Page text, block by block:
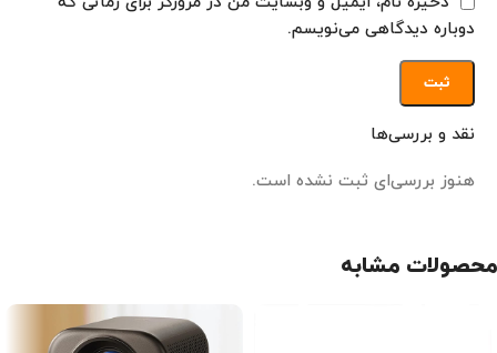
نقد و بررسی‌ها
هنوز بررسی‌ای ثبت نشده است.
دوباره دیدگاهی می‌نویسم.
محصولات مشابه